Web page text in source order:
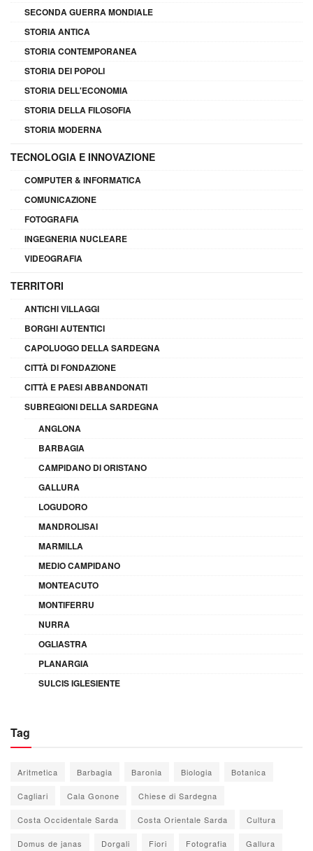
SECONDA GUERRA MONDIALE
STORIA ANTICA
STORIA CONTEMPORANEA
STORIA DEI POPOLI
STORIA DELL'ECONOMIA
STORIA DELLA FILOSOFIA
STORIA MODERNA
TECNOLOGIA E INNOVAZIONE
COMPUTER & INFORMATICA
COMUNICAZIONE
FOTOGRAFIA
INGEGNERIA NUCLEARE
VIDEOGRAFIA
TERRITORI
ANTICHI VILLAGGI
BORGHI AUTENTICI
CAPOLUOGO DELLA SARDEGNA
CITTÀ DI FONDAZIONE
CITTÀ E PAESI ABBANDONATI
SUBREGIONI DELLA SARDEGNA
ANGLONA
BARBAGIA
CAMPIDANO DI ORISTANO
GALLURA
LOGUDORO
MANDROLISAI
MARMILLA
MEDIO CAMPIDANO
MONTEACUTO
MONTIFERRU
NURRA
OGLIASTRA
PLANARGIA
SULCIS IGLESIENTE
Tag
Aritmetica Barbagia Baronia Biologia Botanica
Cagliari Cala Gonone Chiese di Sardegna
Costa Occidentale Sarda Costa Orientale Sarda Cultura
Domus de janas Dorgali Fiori Fotografia Gallura